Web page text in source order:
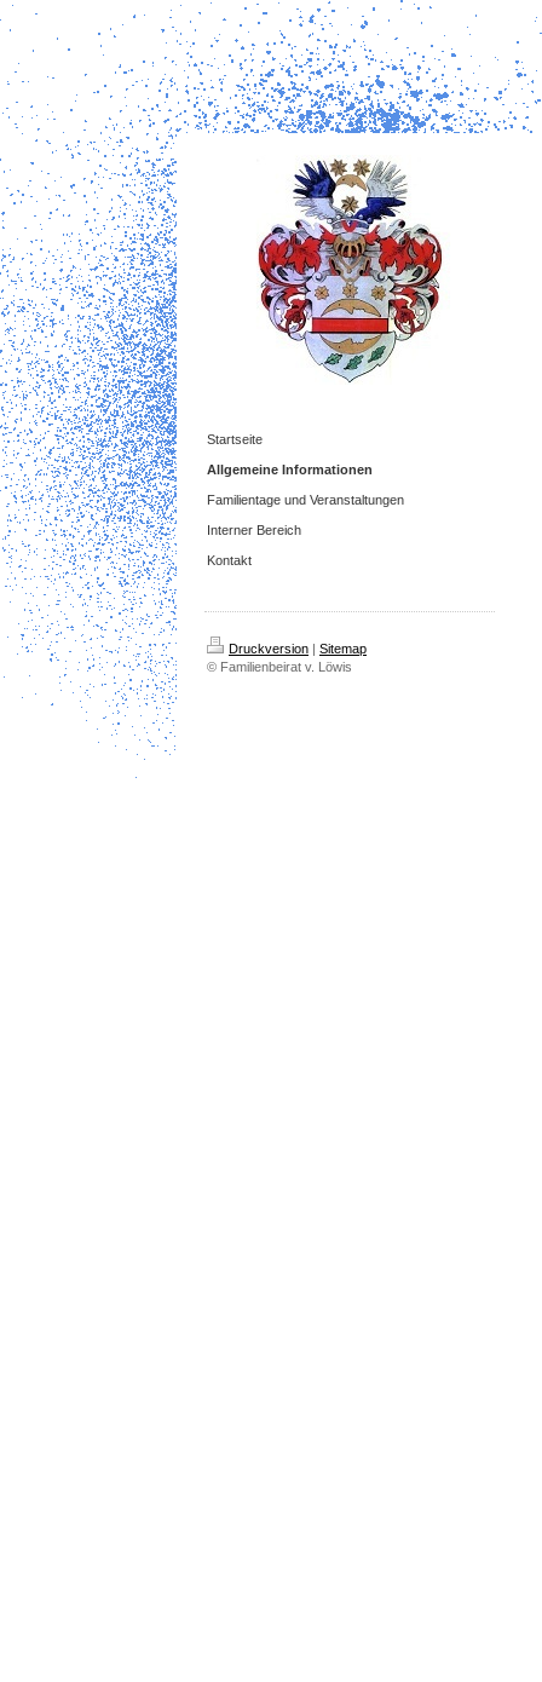
Startseite
Allgemeine Informationen
Familientage und Veranstaltungen
Interner Bereich
Kontakt
Druckversion | Sitemap
© Familienbeirat v. Löwis